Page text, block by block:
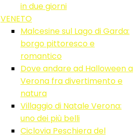
in due giorni
VENETO
Malcesine sul Lago di Garda:
borgo pittoresco e
romantico
Dove andare ad Halloween a
Verona fra divertimento e
natura
Villaggio di Natale Verona:
uno dei più belli
Ciclovia Peschiera del